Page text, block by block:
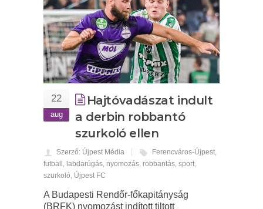
22
aug
Hajtóvadászat indult
a derbin robbantó
szurkoló ellen
Szerző: Újpest Média Ferencváros-Újpest,
futball , labdarúgás, nyomozás, robbantás, sport,
szurkoló, Újpest FC
A Budapesti Rendőr-főkapitányság
(BRFK) nyomozást indított tiltott